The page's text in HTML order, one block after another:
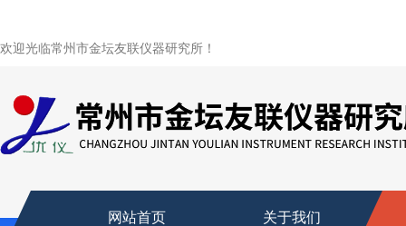
欢迎光临常州市金坛友联仪器研究所！
网站首页 关于我们